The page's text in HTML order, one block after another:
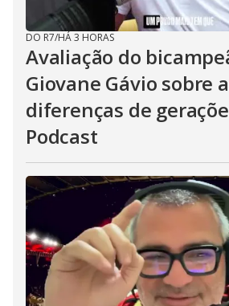
DO R7/HÁ 3 HORAS
Avaliação do
Giovane Gávio sobre
diferenças de
Podcast